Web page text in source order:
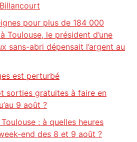
pour plus de 184 000
Toulouse, le président d’une
sans-abri dépensait l’argent au
est perturbé
sorties gratuites à faire en
9 août ?
: à quelles heures
end des 8 et 9 août ?